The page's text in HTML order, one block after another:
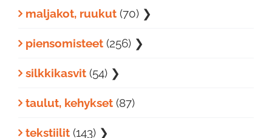
maljakot, ruukut (70) ❯
piensomisteet (256) ❯
silkkikasvit (54) ❯
taulut, kehykset (87)
tekstiilit (143) ❯